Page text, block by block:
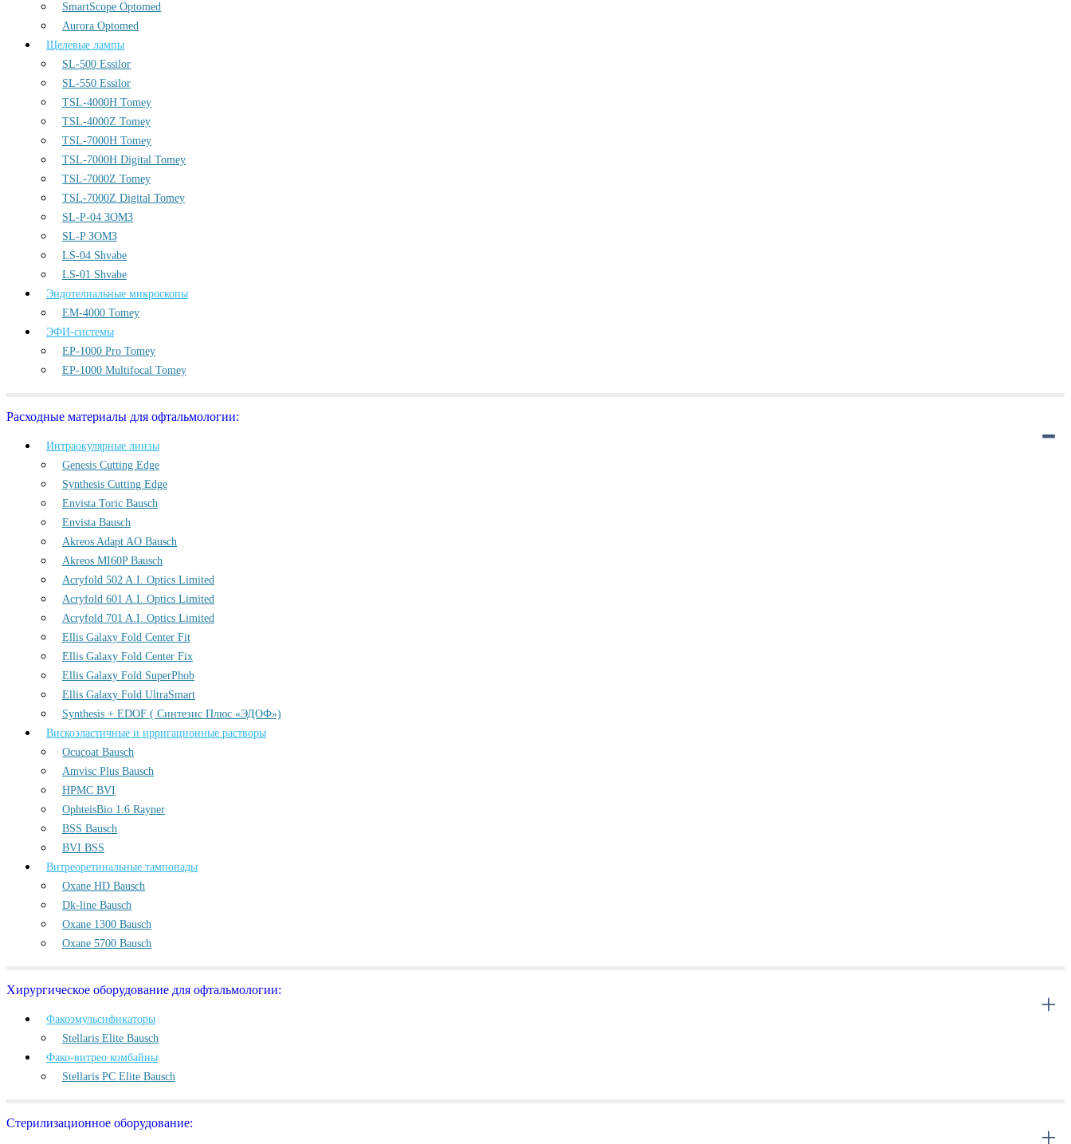
SmartScope Optomed
Aurora Optomed
Щелевые лампы
SL-500 Essilor
SL-550 Essilor
TSL-4000H Tomey
TSL-4000Z Tomey
TSL-7000H Tomey
TSL-7000H Digital Tomey
TSL-7000Z Tomey
TSL-7000Z Digital Tomey
SL-P-04 ЗОМЗ
SL-P ЗОМЗ
LS-04 Shvabe
LS-01 Shvabe
Эндотелиальные микроскопы
EM-4000 Tomey
ЭФИ-системы
EP-1000 Pro Tomey
EP-1000 Multifocal Tomey
Расходные материалы для офтальмологии:
Интраокулярные линзы
Genesis Cutting Edge
Synthesis Cutting Edge
Envista Toric Bausch
Envista Bausch
Akreos Adapt AO Bausch
Akreos MI60P Bausch
Acryfold 502 A.I. Optics Limited
Acryfold 601 A.I. Optics Limited
Acryfold 701 A.I. Optics Limited
Ellis Galaxy Fold Center Fit
Ellis Galaxy Fold Center Fix
Ellis Galaxy Fold SuperPhob
Ellis Galaxy Fold UltraSmart
Synthesis + EDOF ( Синтезис Плюс «ЭДОФ»)
Вискоэластичные и ирригационные растворы
Ocucoat Bausch
Amvisc Plus Bausch
HPMC BVI
OphteisBio 1.6 Rayner
BSS Bausch
BVI BSS
Витреоретинальные тампонады
Oxane HD Bausch
Dk-line Bausch
Oxane 1300 Bausch
Oxane 5700 Bausch
Хирургическое оборудование для офтальмологии:
Факоэмульсификаторы
Stellaris Elite Bausch
Фако-витрео комбайны
Stellaris PC Elite Bausch
Стерилизационное оборудование: